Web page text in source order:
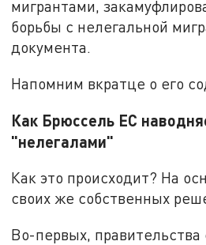
мигрантами,
борьбы с нелегальной
документа.
Напомним вкратце о его
Как Брюссель ЕС
"нелегалами"
Как это происходит? На
своих же собственных
Во-первых, правительства